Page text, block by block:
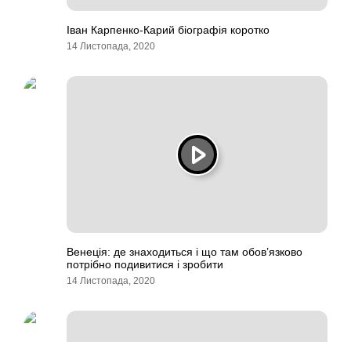
Іван Карпенко-Карий біографія коротко
14 Листопада, 2020
Венеція: де знаходиться і що там обов’язково
потрібно подивитися і зробити
14 Листопада, 2020